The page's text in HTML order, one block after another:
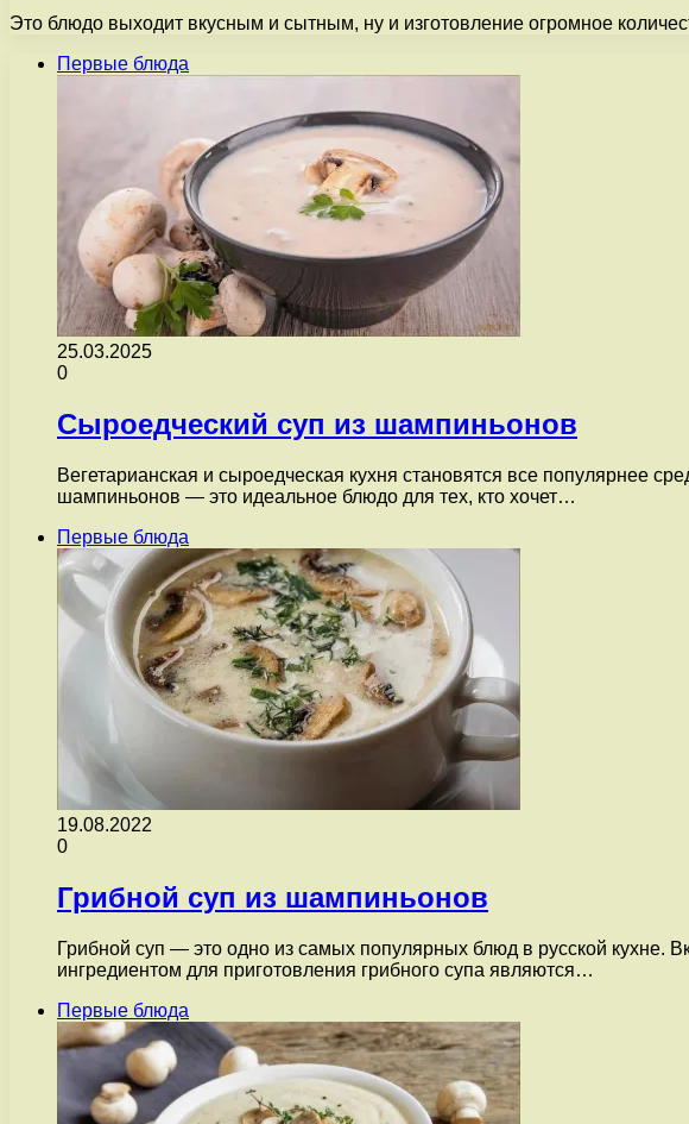
Это блюдо выходит вкусным и сытным, ну и изготовление огромное
Первые блюда
25.03.2025
0
Сыроедческий суп из шампиньонов
Вегетарианская и сыроедческая кухня становятся все популярнее
шампиньонов — это идеальное блюдо для тех, кто хочет…
Первые блюда
19.08.2022
0
Грибной суп из шампиньонов
Грибной суп — это одно из самых популярных блюд в русской
ингредиентом для приготовления грибного супа являются…
Первые блюда